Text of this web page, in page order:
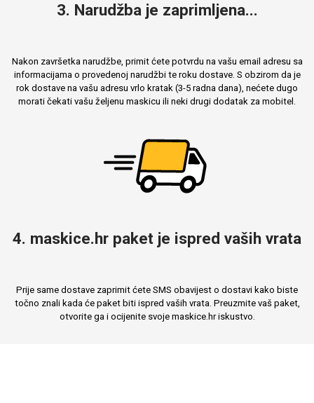
3. Narudžba je zaprimljena...
Nakon završetka narudžbe, primit ćete potvrdu na vašu email adresu sa
informacijama o provedenoj narudžbi te roku dostave. S obzirom da je
rok dostave na vašu adresu vrlo kratak (3-5 radna dana), nećete dugo
morati čekati vašu željenu maskicu ili neki drugi dodatak za mobitel.
4. maskice.hr paket je ispred vaših vrata
Prije same dostave zaprimit ćete SMS obavijest o dostavi kako biste
točno znali kada će paket biti ispred vaših vrata. Preuzmite vaš paket,
otvorite ga i ocijenite svoje maskice.hr iskustvo.